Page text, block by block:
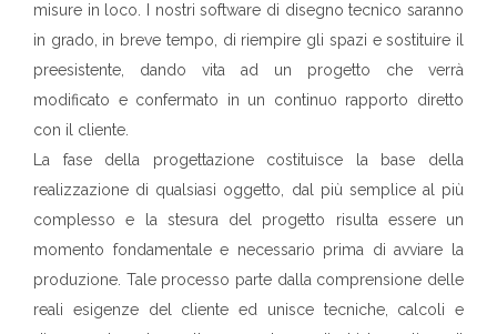
misure in loco. I nostri software di disegno tecnico saranno
in grado, in breve tempo, di riempire gli spazi e sostituire il
preesistente, dando vita ad un progetto che verrà
modificato e confermato in un continuo rapporto diretto
con il cliente.
La fase della progettazione costituisce la base della
realizzazione di qualsiasi oggetto, dal più semplice al più
complesso e la stesura del progetto risulta essere un
momento fondamentale e necessario prima di avviare la
produzione. Tale processo parte dalla comprensione delle
reali esigenze del cliente ed unisce tecniche, calcoli e